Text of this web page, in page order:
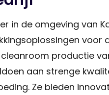
in de omgeving van
productie
aan strenge
Ze bieden